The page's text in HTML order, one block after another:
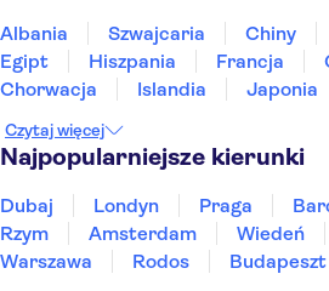
Albania Szwajcaria Chiny
Egipt
Hiszpania Francja
Chorwacja
Islandia Japonia
Tunezja
Turcja Wietnam
Czytaj więcej
Najpopularniejsze kierunki
Dubaj Londyn Praga
Rzym
Amsterdam Wiedeń
Warszawa
Rodos Budapeszt